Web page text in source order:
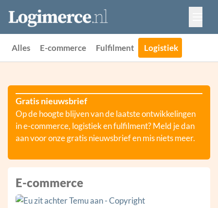
Vacatures
Events
Alles E-commerce Fulfilment Logistiek
Gratis nieuwsbrief
Op de hoogte blijven van de laatste ontwikkelingen
in e-commerce, logistiek en fulfilment? Meld je dan
aan voor onze gratis nieuwsbrief en mis niets meer.
E-commerce